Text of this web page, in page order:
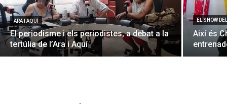
ARA I AQUÍ
El periodisme i els periodistes, a debat a la
tertúlia de l’Ara i Aquí
EL SHOW
Així és